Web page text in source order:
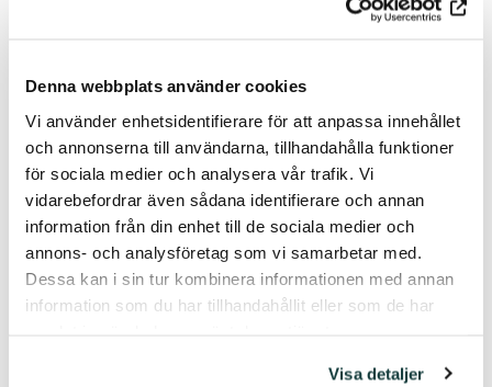
Denna webbplats använder cookies
Vi använder enhetsidentifierare för att anpassa innehållet
och annonserna till användarna, tillhandahålla funktioner
för sociala medier och analysera vår trafik. Vi
vidarebefordrar även sådana identifierare och annan
information från din enhet till de sociala medier och
annons- och analysföretag som vi samarbetar med.
Dessa kan i sin tur kombinera informationen med annan
information som du har tillhandahållit eller som de har
Visa detaljer
ÅAU Centres of Excellence in Research
2024-2028 – The application round is
open
READ MORE